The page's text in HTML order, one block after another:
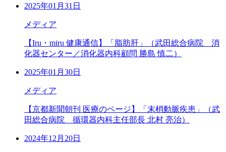
2025年01月31日
メディア
【Iru・miru 健康通信】「脂肪肝」（武田総合病院 消
化器センター／消化器内科顧問 勝島 慎二）
2025年01月30日
メディア
【京都新聞朝刊 医療のページ】「末梢動脈疾患」（武
田総合病院 循環器内科主任部長 北村 亮治）
2024年12月20日